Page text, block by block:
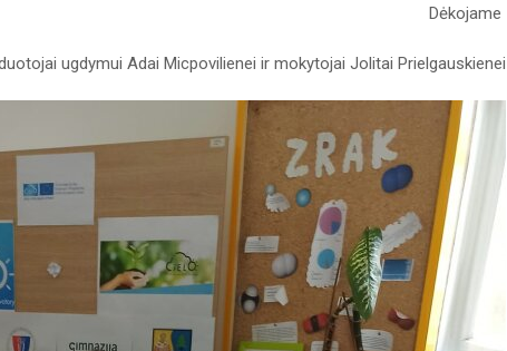
Dėkojame
ugdymui Adai Micpovilienei ir mokytojai Jolitai Prielgauskienei